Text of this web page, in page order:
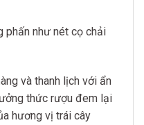
phấn như nét cọ chải
và thanh lịch với ẩn
thức rượu đem lại
hương vị trái cây